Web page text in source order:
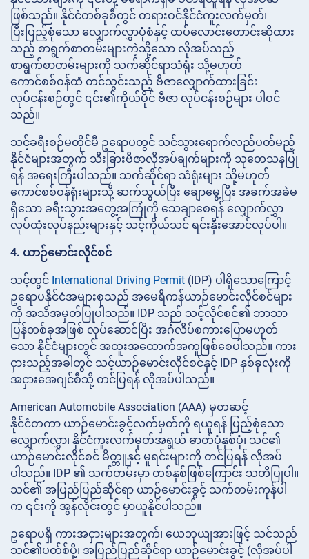
ဖြစ်သည်။ နိုင်ငံတစ်ခုစီတွင် တရားဝင်နိုင်ငံကူးလက်မှတ်၊
ပြီးပြည့်စုံသော လျှောက်လွှာပုံစံနှင့် ထပ်လောင်းတောင်းဆိုထား
သည့် စာရွက်စာတမ်းများကဲ့သို့သော လိုအပ်သည့်
စာရွက်စာတမ်းများကို သက်ဆိုင်ရာသံရုံး သို့မဟုတ်
ကောင်စစ်ဝန်ထံ တင်သွင်းသည့် ဗီဇာလျှောက်ထားခြင်း
လုပ်ငန်းစဉ်တွင် ၎င်း၏ကိုယ်ပိုင် ဗီဇာ လုပ်ငန်းစဉ်များ ပါဝင်
သည်။
သင့်ခရီးစဉ်မတိုင်မီ ဥရောပတွင် သင်သွားရောက်လည်ပတ်မည့်
နိုင်ငံများအတွက် သီးခြားဗီဇာလိုအပ်ချက်များကို သုတေသနပြု
ရန် အရေးကြီးပါသည်။ သက်ဆိုင်ရာ သံရုံးများ သို့မဟုတ်
ကောင်စစ်ဝန်ရုံးများသို့ ဆက်သွယ်ပြီး ချောမွေ့ပြီး အခက်အခဲမ
ရှိသော ခရီးသွားအတွေ့အကြုံကို သေချာစေရန် လျှောက်လွှာ
လုပ်ထုံးလုပ်နည်းများနှင့် သင့်ကိုယ်သင် ရင်းနှီးအောင်လုပ်ပါ။
4. ယာဉ်မောင်းလိုင်စင်
သင့်တွင် International Driving Permit (IDP) ပါရှိသောကြောင့်
ဥရောပနိုင်ငံအများစုသည် အမေရိကန်ယာဉ်မောင်းလိုင်စင်များ
ကို အသိအမှတ်ပြုပါသည်။ IDP သည် သင့်လိုင်စင်၏ ဘာသာ
ပြန်တစ်ခုအဖြစ် လုပ်ဆောင်ပြီး အင်္ဂလိပ်စကားပြောမဟုတ်
သော နိုင်ငံများတွင် အထူးအထောက်အကူဖြစ်စေပါသည်။ ကား
ငှားသည့်အခါတွင် သင့်ယာဉ်မောင်းလိုင်စင်နှင့် IDP နှစ်ခုလုံးကို
အငှားအေဂျင်စီသို့ တင်ပြရန် လိုအပ်ပါသည်။
American Automobile Association (AAA) မှတဆင့်
နိုင်ငံတကာ ယာဉ်မောင်းခွင့်လက်မှတ်ကို ရယူရန် ပြည့်စုံသော
လျှောက်လွှာ၊ နိုင်ငံကူးလက်မှတ်အရွယ် ဓာတ်ပုံနှစ်ပုံ၊ သင်၏
ယာဉ်မောင်းလိုင်စင် မိတ္တူနှင့် မူရင်းများကို တင်ပြရန် လိုအပ်
ပါသည်။ IDP ၏ သက်တမ်းမှာ တစ်နှစ်ဖြစ်ကြောင်း သတိပြုပါ။
သင်၏ အပြည်ပြည်ဆိုင်ရာ ယာဉ်မောင်းခွင့် သက်တမ်းကုန်ပါ
က ၎င်းကို အွန်လိုင်းတွင် မှာယူနိုင်ပါသည်။
ဥရောပရှိ ကားအငှားများအတွက်၊ ယေဘုယျအားဖြင့် သင်သည်
သင်၏ပတ်စ်ပို့၊ အပြည်ပြည်ဆိုင်ရာ ယာဉ်မောင်းခွင့် (လိုအပ်ပါ